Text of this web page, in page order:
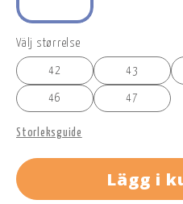
Välj størrelse
42 43
46 47
Storleksguide
Lägg i